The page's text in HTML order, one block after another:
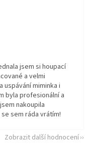
jsem si houpací
a velmi
uspávání miminka i
byla profesionální a
nakoupila
sem ráda vrátím!
Zobrazit další hodnocení